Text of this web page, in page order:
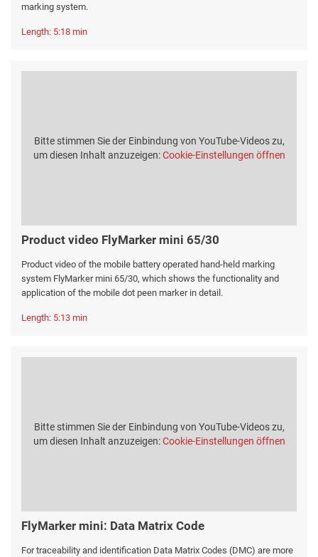
marking system.
Length: 5:18 min
Bitte stimmen Sie der Einbindung von YouTube-Videos zu,
um diesen Inhalt anzuzeigen:Cookie-Einstellungen öffnen
Product video FlyMarker mini 65/30
Product video of the mobile battery operated hand-held marking
system FlyMarker mini 65/30, which shows the functionality and
application of the mobile dot peen marker in detail.
Length: 5:13 min
Bitte stimmen Sie der Einbindung von YouTube-Videos zu,
um diesen Inhalt anzuzeigen:Cookie-Einstellungen öffnen
FlyMarker mini: Data Matrix Code
For traceability and identification Data Matrix Codes (DMC) are more